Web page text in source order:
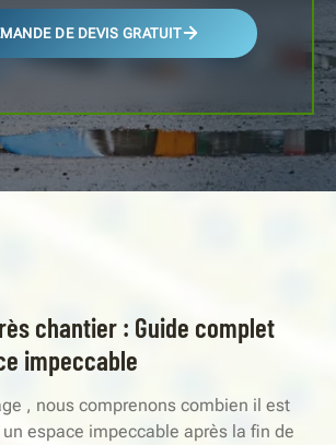
DE DEVIS GRATUIT
chantier : Guide complet
impeccable
, nous comprenons combien il est
espace impeccable après la fin de